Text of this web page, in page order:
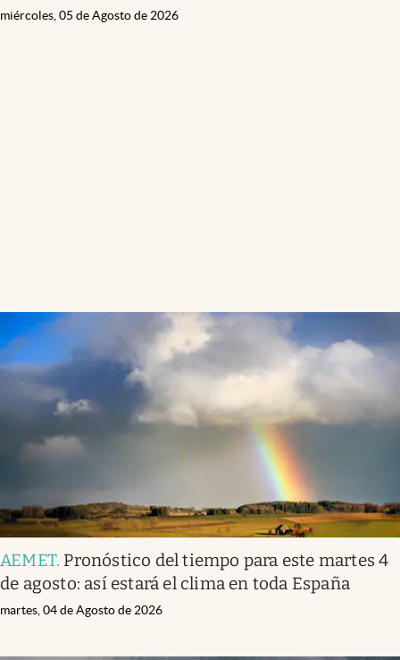
miércoles, 05 de Agosto de 2026
AEMET. Pronóstico del tiempo para este martes 4
de agosto: así estará el clima en toda España
martes, 04 de Agosto de 2026